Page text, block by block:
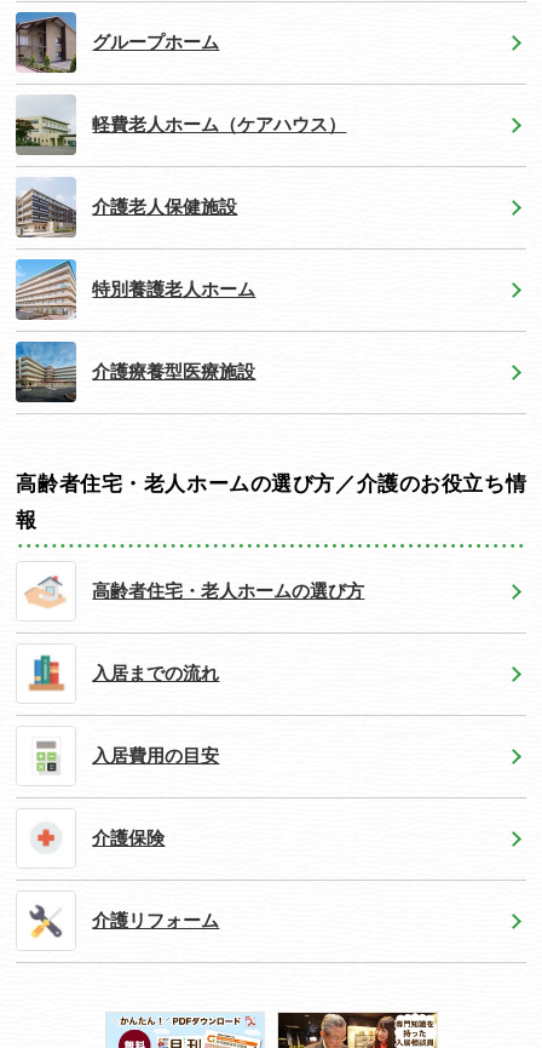
グループホーム
軽費老人ホーム（ケアハウス）
介護老人保健施設
特別養護老人ホーム
介護療養型医療施設
高齢者住宅・老人ホームの選び方／介護のお役立ち情
報
高齢者住宅・老人ホームの選び方
入居までの流れ
入居費用の目安
介護保険
介護リフォーム